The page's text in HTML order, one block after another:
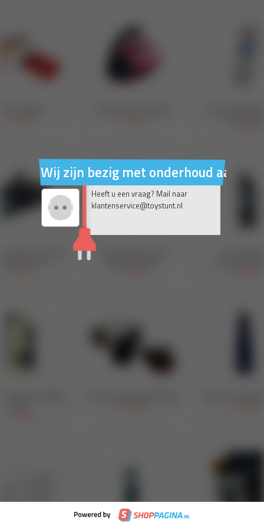
Wij zijn bezig met onderhoud aan
Heeft u een vraag? Mail naar
klantenservice@toystunt.nl